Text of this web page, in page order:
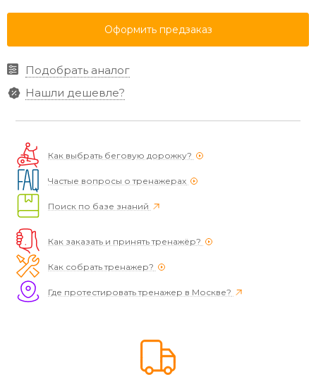
Оформить предзаказ
Подобрать аналог
Нашли дешевле?
Как выбрать беговую дорожку?
Частые вопросы о тренажерах
Поиск по базе знаний
Как заказать и принять тренажёр?
Как собрать тренажер?
Где протестировать тренажер в Москве?